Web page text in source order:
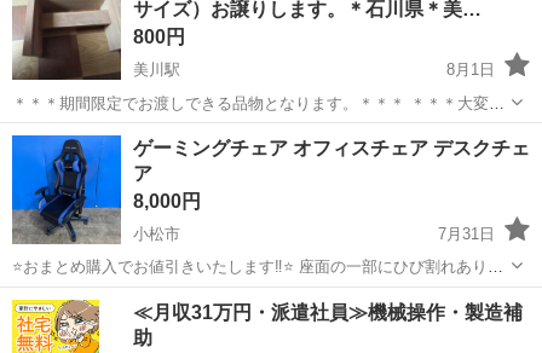
サイズ）お譲りします。＊石川県＊美…
800円
美川駅
8月1日
＊＊＊期間限定でお渡しできる品物となります。＊＊＊ ＊＊＊大変恐
れ入りますが、当方のプロフィールも併せて御覧になり、お問い合わ
せをお願いいたします。＊＊＊ 木製 お手製 イス （小型／持ち運びに
便利な...
石川 白山市
ゲーミングチェア オフィスチェア デスクチェ
ア
8,000円
小松市
7月31日
⭐️おまとめ購入でお値引きいたします‼︎⭐️ 座面の一部にひび割れありま
す サビも少しあります サイズ:幅67.31×奥行51.15×高さ120.65cm～
132.08cm ☑︎受け渡しについて🚚 基本的に小松市若杉町...
石川 小松市 椅子
≪月収31万円・派遣社員≫機械操作・製造補
助